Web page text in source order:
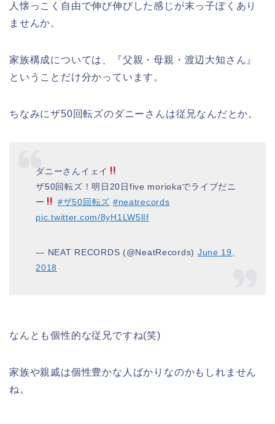
人懐っこく自由で伸び伸びした感じが末っ子ぽくあり
ませんか。
家族構成については、『父親・母親・渡辺大知さん』
ということだけ分かっています。
ちなみにザ50回転ズのダニーさんは従兄なんだとか。
ダニーさんイェイ
ザ50回転ズ！明日20日five moriokaでライブだニ
ー
#ザ50回転ズ #neatrecords
pic.twitter.com/8yH1LW5lIf
— NEAT RECORDS (@NeatRecords) June 19,
2018
なんとも個性的な従兄ですね(笑)
家族や親戚は個性豊かな人ばかりなのかもしれません
ね。